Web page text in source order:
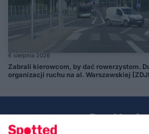
6 sierpnia 2026
Zabrali kierowcom, by dać rowerzystom.
organizacji ruchu na al. Warszawskiej